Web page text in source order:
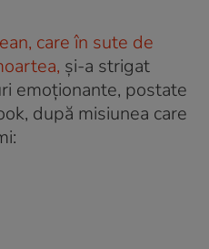
care în sute de
și-a strigat
emoționante, postate
după misiunea care